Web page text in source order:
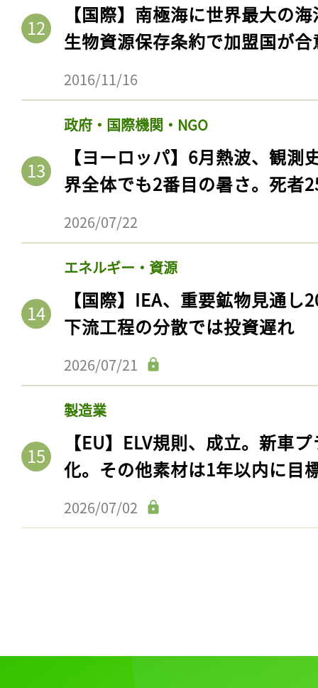
【国際】南極海に世界最大の
生物資源保存条約で加盟国が合
2016/11/16
政府・国際機関・NGO
【ヨーロッパ】6月熱波、観
界全体でも2番目の暑さ。死者
2026/07/22
エネルギー・資源
【国際】IEA、重要鉱物見通
下流工程の分散では投資遅れ
2026/07/21
製造業
【EU】ELV規則、成立。新車
化。その他素材は1年以内に目
2026/07/02